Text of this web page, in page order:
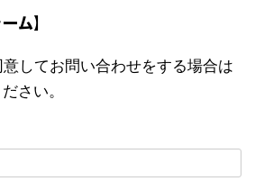
ム】
してお問い合わせをする場合は
さい。